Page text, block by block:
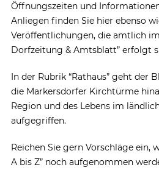
Öffnungszeiten und
Anliegen finden Sie hier ebenso
Veröffentlichungen, die amtlich
Dorfzeitung & Amtsblatt” erfolgt
In der Rubrik “Rathaus” geht der
die Markersdorfer Kirchtürme
Region und des Lebens im
aufgegriffen.
Reichen Sie gern Vorschläge ein,
A bis Z” noch aufgenommen